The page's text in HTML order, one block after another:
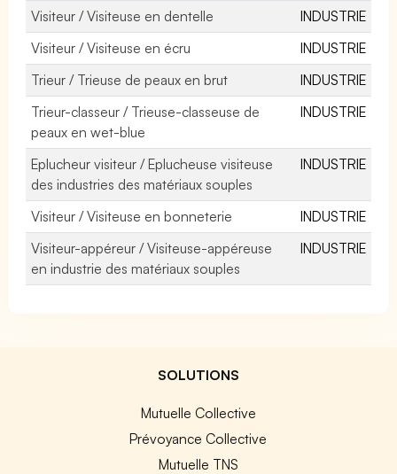
Visiteur / Visiteuse en dentelle
INDUSTRIE
Visiteur / Visiteuse en écru
INDUSTRIE
Trieur / Trieuse de peaux en brut
INDUSTRIE
Trieur-classeur / Trieuse-classeuse de
peaux en wet-blue
INDUSTRIE
Eplucheur visiteur / Eplucheuse visiteuse
des industries des matériaux souples
INDUSTRIE
Visiteur / Visiteuse en bonneterie
INDUSTRIE
Visiteur-appéreur / Visiteuse-appéreuse
en industrie des matériaux souples
INDUSTRIE
SOLUTIONS
Mutuelle Collective
Prévoyance Collective
Mutuelle TNS